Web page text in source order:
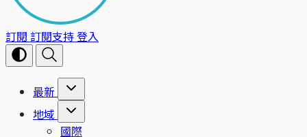
訂閱 訂閱支持登入
最新
地域
國際